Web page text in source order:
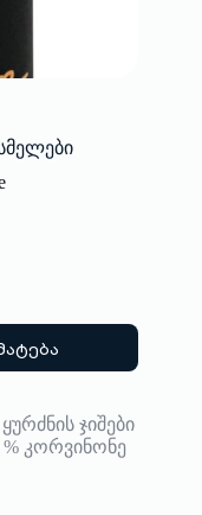
ჯიშები
% კორვინონე